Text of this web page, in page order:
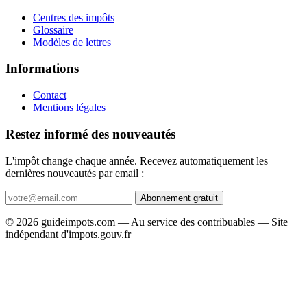
Centres des impôts
Glossaire
Modèles de lettres
Informations
Contact
Mentions légales
Restez informé des nouveautés
L'impôt change chaque année. Recevez automatiquement les
dernières nouveautés par email :
Abonnement gratuit
© 2026 guideimpots.com — Au service des contribuables — Site
indépendant d'impots.gouv.fr